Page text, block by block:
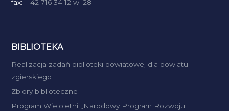
fax: – 42 716 34 12 w. 28
BIBLIOTEKA
Realizacja zadań biblioteki powiatowej dla powiatu
zgierskiego
Zbiory biblioteczne
Program Wieloletni „Narodowy Program Rozwoju